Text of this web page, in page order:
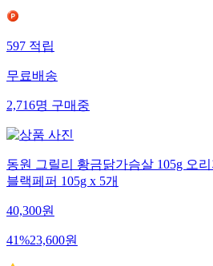
597적립
무료배송
2,716명구매중
동원 그릴리 황금닭가슴살 105g 오
블랙페퍼 105g x 5개
40,300원
41%23,600원